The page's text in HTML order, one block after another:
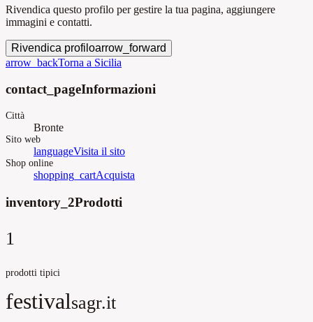
Rivendica questo profilo per gestire la tua pagina, aggiungere
immagini e contatti.
Rivendica profiloarrow_forward
arrow_backTorna a Sicilia
contact_pageInformazioni
Città
Bronte
Sito web
languageVisita il sito
Shop online
shopping_cartAcquista
inventory_2Prodotti
1
prodotti tipici
festivalsagr.it